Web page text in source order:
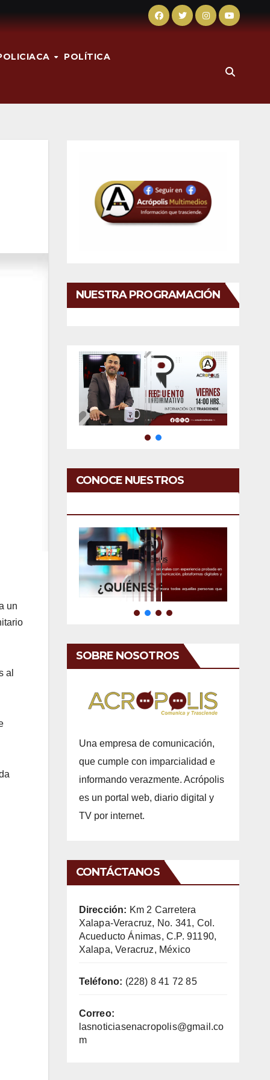
POLÍTICA
un
al
NUESTRA PROGRAMACIÓN
CONOCE NUESTROS
SOBRE NOSOTROS
Una empresa de comunicación,
que cumple con imparcialidad e
informando verazmente. Acrópolis
es un portal web, diario digital y
TV por internet.
CONTÁCTANOS
Dirección: Km 2 Carretera
Xalapa-Veracruz, No. 341, Col.
Acueducto Ánimas, C.P. 91190,
Xalapa, Veracruz, México
Teléfono: (228) 8 41 72 85
Correo:
lasnoticiasenacropolis@gmail.co
m